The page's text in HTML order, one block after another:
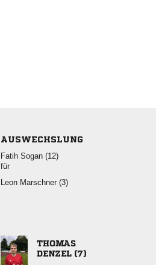
AUSWECHSLUNG
  
für
  

 